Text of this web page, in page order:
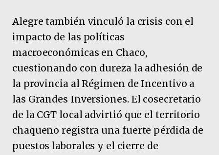
Alegre también vinculó la crisis con el
impacto de las políticas
macroeconómicas en Chaco,
cuestionando con dureza la adhesión de
la provincia al Régimen de Incentivo a
las Grandes Inversiones. El cosecretario
de la CGT local advirtió que el territorio
chaqueño registra una fuerte pérdida de
puestos laborales y el cierre de